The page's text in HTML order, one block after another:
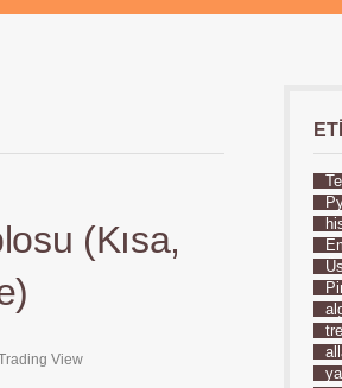
(Kısa,
View